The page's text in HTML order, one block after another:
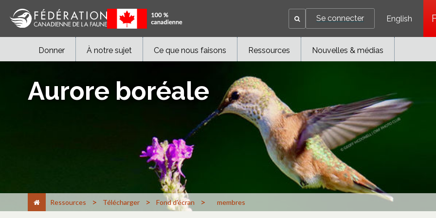
Se connecter English
Donner À notre sujet Ce que nous faisons Ressources Nouvelles & médias
Aurore boréale
Ressources > Télécharger > Fond d'écran > membres